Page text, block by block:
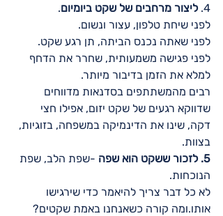
4. ליצור מרחבים של שקט ביומיום.
לפני שיחת טלפון, עצור ונשום.
לפני שאתה נכנס הביתה, תן רגע שקט.
לפני פגישה משמעותית, שחרר את הדחף
למלא את הזמן בדיבור מיותר.
רבים מהמשתתפים בסדנאות מדווחים
שדווקא רגעים של שקט יזום, אפילו חצי
דקה, שינו את הדינמיקה במשפחה, בזוגיות,
בצוות.
5. לזכור ששקט הוא שפה
-שפת הלב, שפת
הנוכחות.
לא כל דבר צריך להיאמר כדי שירגישו
אותו.ומה קורה כשאנחנו באמת שקטים?